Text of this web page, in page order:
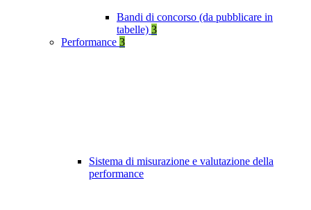
Bandi di concorso (da pubblicare in
tabelle) 3
Performance 3
Sistema di misurazione e valutazione della
performance